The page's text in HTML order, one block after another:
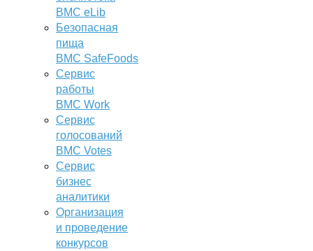
BMC eLib
Безопасная
пища
BMC SafeFoods
Сервис
работы
BMC Work
Сервис
голосований
BMC Votes
Сервис
бизнес
аналитики
Организация
и проведение
конкурсов